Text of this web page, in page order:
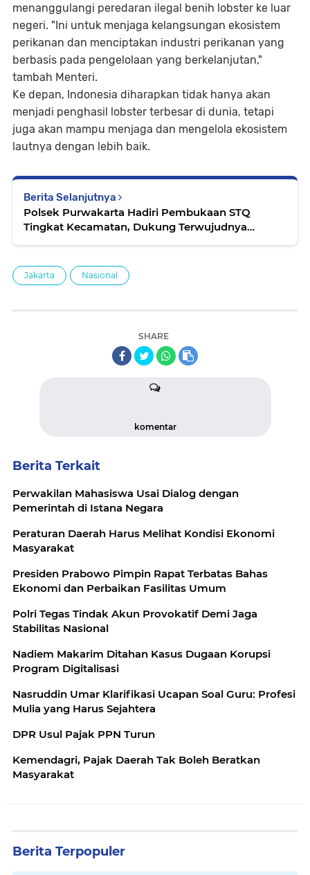
menanggulangi peredaran ilegal benih lobster ke luar
negeri. "Ini untuk menjaga kelangsungan ekosistem
perikanan dan menciptakan industri perikanan yang
berbasis pada pengelolaan yang berkelanjutan,"
tambah Menteri.
Ke depan, Indonesia diharapkan tidak hanya akan
menjadi penghasil lobster terbesar di dunia, tetapi
juga akan mampu menjaga dan mengelola ekosistem
lautnya dengan lebih baik.
Berita Selanjutnya
Polsek Purwakarta Hadiri Pembukaan STQ
Tingkat Kecamatan, Dukung Terwujudnya
Jakarta Nasional
SHARE
komentar
Berita Terkait
Perwakilan Mahasiswa Usai Dialog dengan
Pemerintah di Istana Negara
Peraturan Daerah Harus Melihat Kondisi Ekonomi
Masyarakat
Presiden Prabowo Pimpin Rapat Terbatas Bahas
Ekonomi dan Perbaikan Fasilitas Umum
Polri Tegas Tindak Akun Provokatif Demi Jaga
Stabilitas Nasional
Nadiem Makarim Ditahan Kasus Dugaan Korupsi
Program Digitalisasi
Nasruddin Umar Klarifikasi Ucapan Soal Guru: Profesi
Mulia yang Harus Sejahtera
DPR Usul Pajak PPN Turun
Kemendagri, Pajak Daerah Tak Boleh Beratkan
Masyarakat
Berita Terpopuler